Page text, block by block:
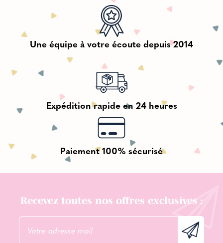
Une équipe à votre écoute depuis 2014
Expédition rapide en 24 heures
Paiement 100% sécurisé
Recevez toutes nos offres exclusives :